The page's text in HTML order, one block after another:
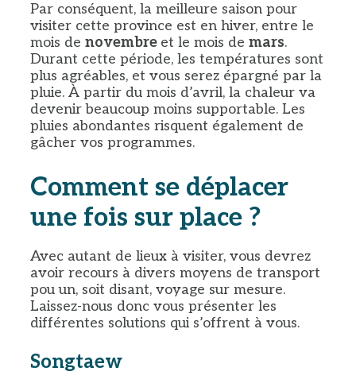
Par conséquent, la meilleure saison pour
visiter cette province est en hiver, entre le
mois de novembre et le mois de mars.
Durant cette période, les températures sont
plus agréables, et vous serez épargné par la
pluie. À partir du mois d’avril, la chaleur va
devenir beaucoup moins supportable. Les
pluies abondantes risquent également de
gâcher vos programmes.
Comment se déplacer
une fois sur place ?
Avec autant de lieux à visiter, vous devrez
avoir recours à divers moyens de transport
pou un, soit disant, voyage sur mesure.
Laissez-nous donc vous présenter les
différentes solutions qui s’offrent à vous.
Songtaew